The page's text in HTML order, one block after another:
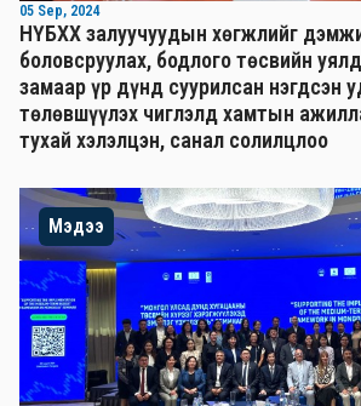
05 Sep, 2024
НҮБХХ залуучуудын хөгжлийг
боловсруулах, бодлого төсвийн
замаар үр дүнд суурилсан нэгдсэн
төлөвшүүлэх чиглэлд хамтын
тухай хэлэлцэн, санал солилцлоо
Мэдээ